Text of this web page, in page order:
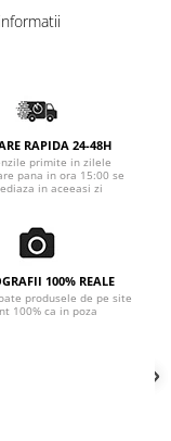
RAPIDA 24-48H
primite in zilele
pana in ora 15:00 se
in aceeasi zi
100% REALE
produsele de pe site
100% ca in poza